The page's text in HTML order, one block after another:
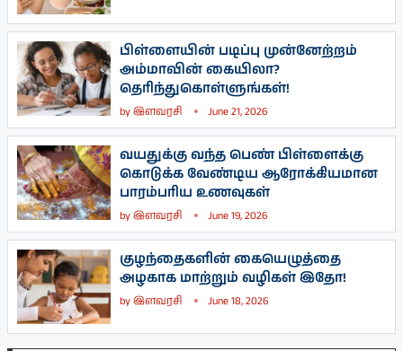
பிள்ளையின் படிப்பு முன்னேற்றம்
அம்மாவின் கையிலா?
தெரிந்துகொள்ளுங்கள்!
byஇளவரசி June 21, 2026
வயதுக்கு வந்த பெண் பிள்ளைக்கு
கொடுக்க வேண்டிய ஆரோக்கியமான
பாரம்பரிய உணவுகள்
byஇளவரசி June 19, 2026
குழந்தைகளின் கையெழுத்தை
அழகாக மாற்றும் வழிகள் இதோ!
byஇளவரசி June 18, 2026